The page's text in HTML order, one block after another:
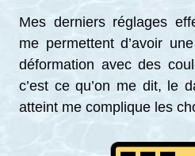
Mes derniers réglages
me permettent d’avoir
déformation avec des
c’est ce qu’on me dit, le
atteint me complique les